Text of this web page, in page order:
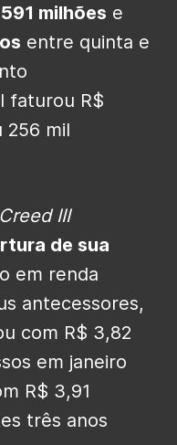
milhões e
entre quinta e
faturou R$
256 mil
Creed III
de sua
em renda
antecessores,
com R$ 3,82
em janeiro
R$ 3,91
três anos